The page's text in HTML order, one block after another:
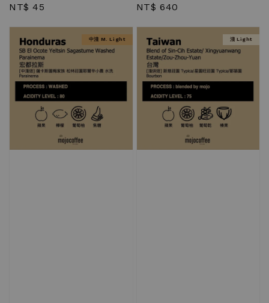
Regular
NT$ 45
Regular
NT$ 640
中淺 M. Light 淺 Light